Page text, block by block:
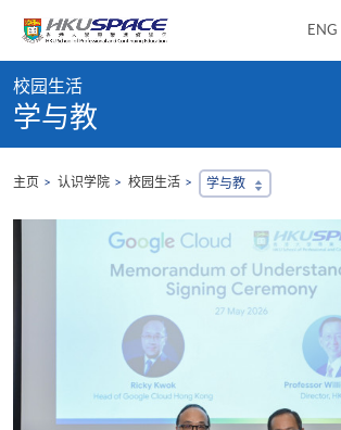
content
ENG
content
start
校园生活
学与教
主页 认识学院 校园生活 学与教